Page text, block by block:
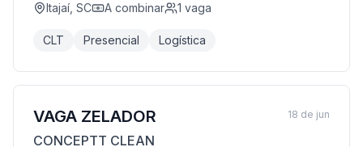
Itajaí, SC A combinar 1 vaga
CLT Presencial Logística
VAGA ZELADOR
CONCEPTT CLEAN
18 de jun